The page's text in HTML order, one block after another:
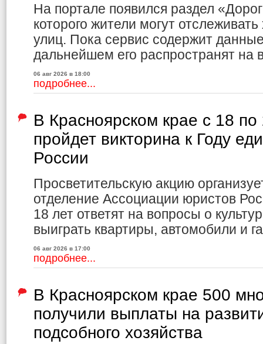
На портале появился раздел
которого жители могут
улиц. Пока сервис содержит
дальнейшем его распространят на
06 авг 2026 в 18:00
подробнее...
В Красноярском крае с 18 по
пройдет викторина к Году
России
Просветительскую акцию
отделение Ассоциации юристов
18 лет ответят на вопросы о
выиграть квартиры, автомобили и
06 авг 2026 в 17:00
подробнее...
В Красноярском крае 500
получили выплаты на
подсобного хозяйства